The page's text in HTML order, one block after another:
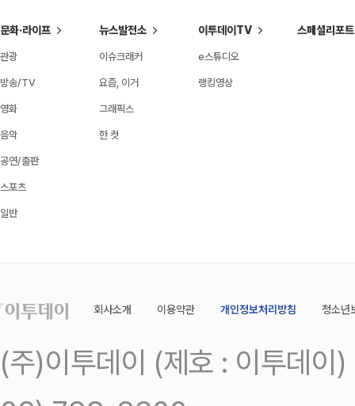
문화·라이프
관광
방송/TV
영화
음악
공연/출판
스포츠
일반
뉴스발전소
이슈크래커
요즘, 이거
그래픽스
한 컷
이투데이TV
e스튜디오
랭킹영상
스페셜리포트
회사소개 이용약관 개인정보처리방침 청소년
(주)이투데이 (제호 : 이투데